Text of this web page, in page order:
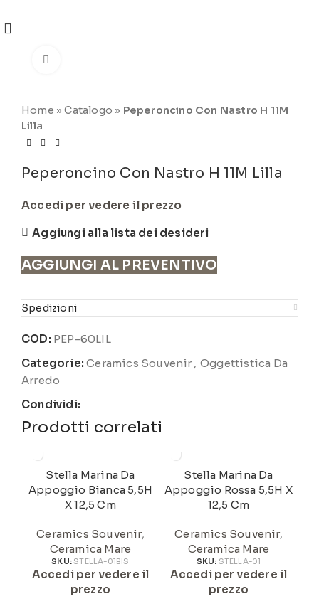
Home »Catalogo » Peperoncino Con Nastro H 11M
Lilla
Peperoncino Con Nastro H 11M Lilla
Accedi per vedere il prezzo
Aggiungi alla lista dei desideri
AGGIUNGI AL PREVENTIVO
Spedizioni
COD: PEP-60LIL
Categorie: Ceramics Souvenir , Oggettistica Da
Arredo
Condividi:
Prodotti correlati
Stella Marina Da
Appoggio Bianca 5,5H
X 12,5 Cm
Ceramics Souvenir,
Ceramica Mare
SKU:STELLA-01BIS
Accedi per vedere il
prezzo
Stella Marina Da
Appoggio Rossa 5,5H X
12,5 Cm
Ceramics Souvenir,
Ceramica Mare
SKU: STELLA-01
Accedi per vedere il
prezzo